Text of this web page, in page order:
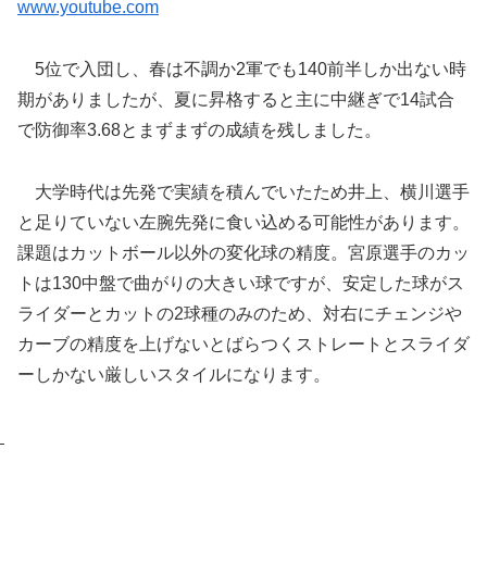
www.youtube.com
5位で入団し、春は不調か2軍でも140前半しか出ない時
期がありましたが、夏に昇格すると主に中継ぎで14試合
で防御率3.68とまずまずの成績を残しました。
大学時代は先発で実績を積んでいたため井上、横川選手
と足りていない左腕先発に食い込める可能性があります。
課題はカットボール以外の変化球の精度。宮原選手のカッ
トは130中盤で曲がりの大きい球ですが、安定した球がス
ライダーとカットの2球種のみのため、対右にチェンジや
カーブの精度を上げないとばらつくストレートとスライダ
ーしかない厳しいスタイルになります。